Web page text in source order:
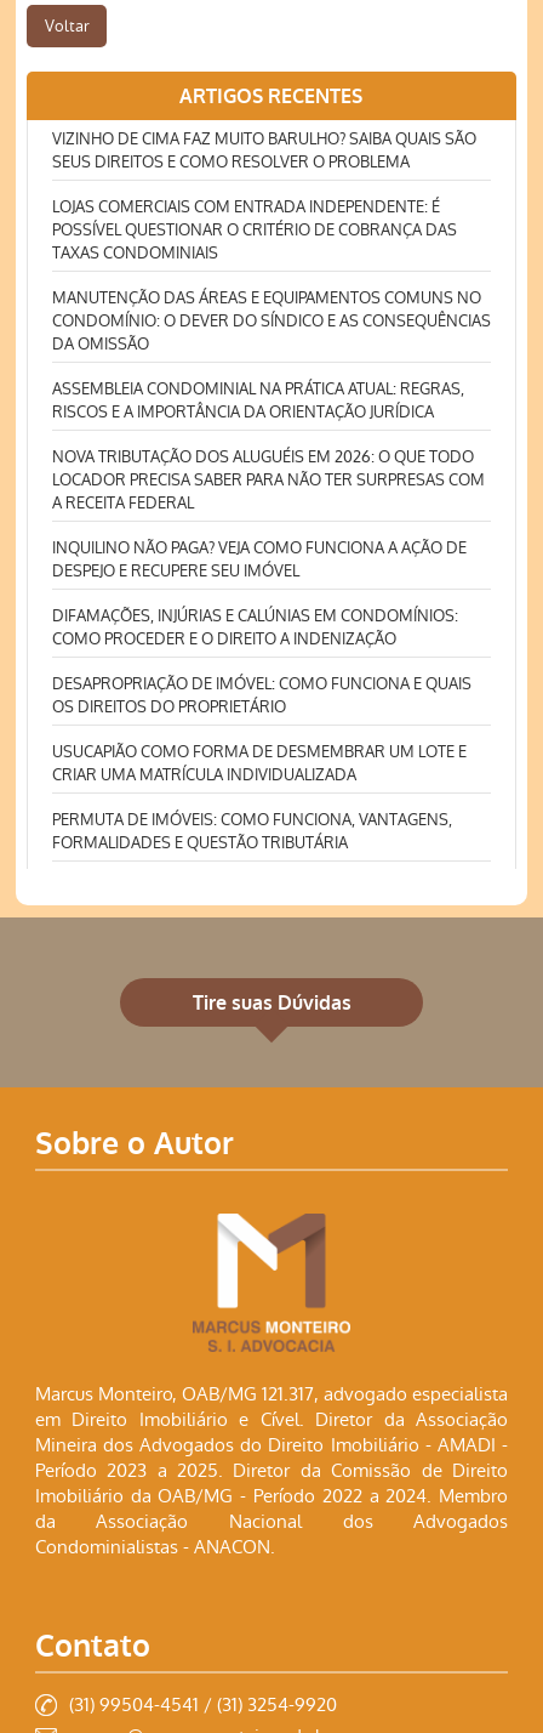
Voltar
ARTIGOS RECENTES
VIZINHO DE CIMA FAZ MUITO BARULHO? SAIBA QUAIS SÃO
SEUS DIREITOS E COMO RESOLVER O PROBLEMA
LOJAS COMERCIAIS COM ENTRADA INDEPENDENTE: É
POSSÍVEL QUESTIONAR O CRITÉRIO DE COBRANÇA DAS
TAXAS CONDOMINIAIS
MANUTENÇÃO DAS ÁREAS E EQUIPAMENTOS COMUNS NO
CONDOMÍNIO: O DEVER DO SÍNDICO E AS CONSEQUÊNCIAS
DA OMISSÃO
ASSEMBLEIA CONDOMINIAL NA PRÁTICA ATUAL: REGRAS,
RISCOS E A IMPORTÂNCIA DA ORIENTAÇÃO JURÍDICA
NOVA TRIBUTAÇÃO DOS ALUGUÉIS EM 2026: O QUE TODO
LOCADOR PRECISA SABER PARA NÃO TER SURPRESAS COM
A RECEITA FEDERAL
INQUILINO NÃO PAGA? VEJA COMO FUNCIONA A AÇÃO DE
DESPEJO E RECUPERE SEU IMÓVEL
DIFAMAÇÕES, INJÚRIAS E CALÚNIAS EM CONDOMÍNIOS:
COMO PROCEDER E O DIREITO A INDENIZAÇÃO
DESAPROPRIAÇÃO DE IMÓVEL: COMO FUNCIONA E QUAIS
OS DIREITOS DO PROPRIETÁRIO
USUCAPIÃO COMO FORMA DE DESMEMBRAR UM LOTE E
CRIAR UMA MATRÍCULA INDIVIDUALIZADA
PERMUTA DE IMÓVEIS: COMO FUNCIONA, VANTAGENS,
FORMALIDADES E QUESTÃO TRIBUTÁRIA
Tire suas Dúvidas
Sobre o Autor
Marcus Monteiro, OAB/MG 121.317, advogado especialista
em Direito Imobiliário e Cível. Diretor da Associação
Mineira dos Advogados do Direito Imobiliário - AMADI -
Período 2023 a 2025. Diretor da Comissão de Direito
Imobiliário da OAB/MG - Período 2022 a 2024. Membro
da Associação Nacional dos Advogados
Condominialistas - ANACON.
Contato
(31) 99504-4541 / (31) 3254-9920